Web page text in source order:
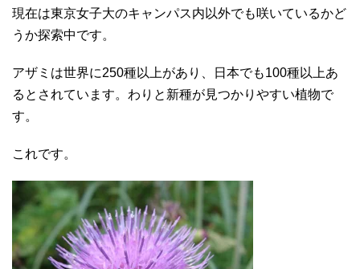
現在は東京女子大のキャンパス内以外でも咲いているかど
うか探索中です。
アザミは世界に250種以上があり、日本でも100種以上あ
るとされています。わりと新種が見つかりやすい植物で
す。
これです。